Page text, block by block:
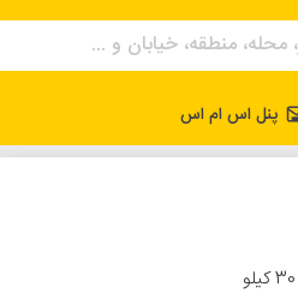
پنل اس ام اس